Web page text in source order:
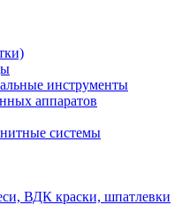
инструменты
аппаратов
системы
ВДК краски, шпатлевки